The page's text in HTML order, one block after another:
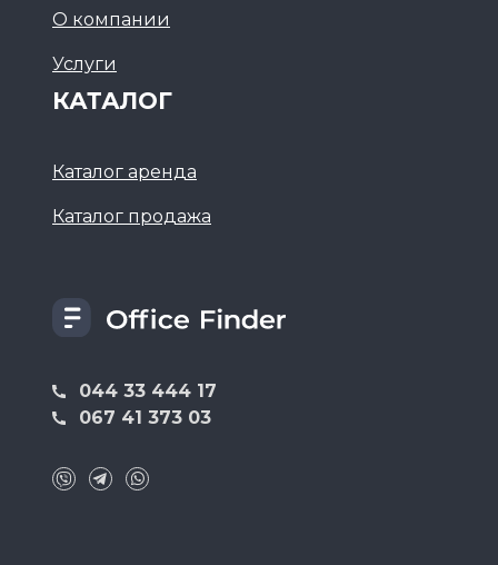
044 33 444 17
067 41 373 03
О компании
Услуги
КАТАЛОГ
Каталог аренда
Каталог продажа